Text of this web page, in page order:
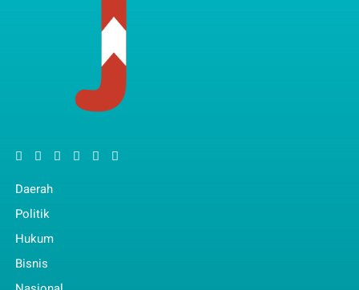
Daerah
Politik
Hukum
Bisnis